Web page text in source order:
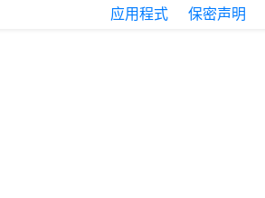
应用程式 保密声明